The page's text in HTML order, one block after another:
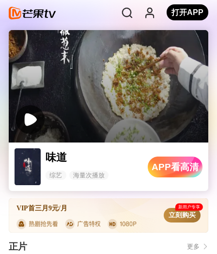
打开APP
味道
综艺 海量次播放
APP看高清
VIP首三月9元/月 新用户专享
立刻购买
正片 更多